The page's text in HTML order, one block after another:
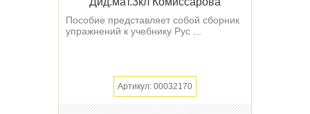
Пособие представляет собой сборник
упражнений к учебнику Рус ...
Артикул: 00032170